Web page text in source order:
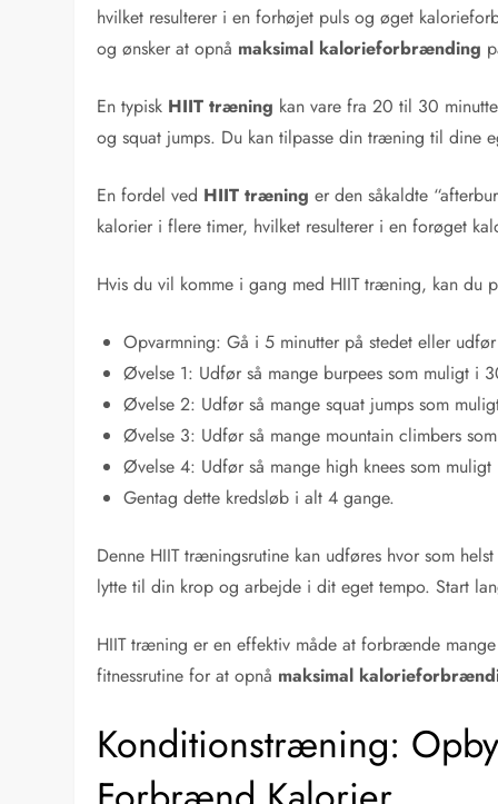
hvilket resulterer i en forhøjet puls og øget
og ønsker at opnå maksimal kalorieforbrænding
En typisk HIIT træning kan vare fra 20 til 30
og squat jumps. Du kan tilpasse din træning til dine
En fordel ved HIIT træning er den såkaldte
kalorier i flere timer, hvilket resulterer i en forøget
Hvis du vil komme i gang med HIIT træning, kan du
Opvarmning: Gå i 5 minutter på stedet eller
Øvelse 1: Udfør så mange burpees som muligt i
Øvelse 2: Udfør så mange squat jumps som
Øvelse 3: Udfør så mange mountain climbers
Øvelse 4: Udfør så mange high knees som
Gentag dette kredsløb i alt 4 gange.
Denne HIIT træningsrutine kan udføres hvor som
lytte til din krop og arbejde i dit eget tempo. Start
HIIT træning er en effektiv måde at forbrænde
fitnessrutine for at opnå maksimal
Konditionstræning: